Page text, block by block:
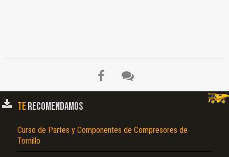
TERECOMENDAMOS
Curso de Partes y Componentes de Compresores de
Tornillo